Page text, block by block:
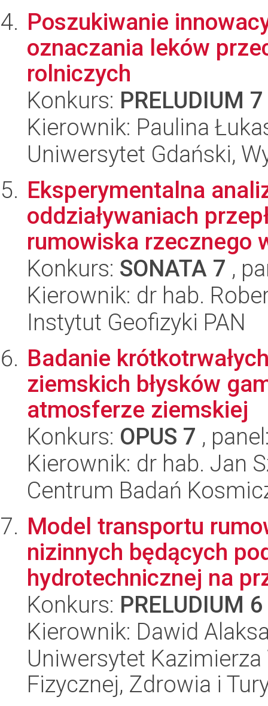
Poszukiwanie
oznaczania leków
rolniczych
Konkurs: PRELUDIUM 7
Kierownik: Paulina
Uniwersytet Gdański,
Eksperymentalna
oddziaływaniach
rumowiska rzecznego
Konkurs: SONATA 7 ,
Kierownik: dr hab.
Instytut Geofizyki PAN
Badanie
ziemskich błysków
atmosferze ziemskiej
Konkurs: OPUS 7 ,
Kierownik: dr hab. Jan
Centrum Badań
Model transportu
nizinnych będących
hydrotechnicznej na
Konkurs: PRELUDIUM 6
Kierownik: Dawid
Uniwersytet Kazimierza
Fizycznej, Zdrowia i